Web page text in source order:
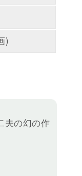
)
夫の幻の作